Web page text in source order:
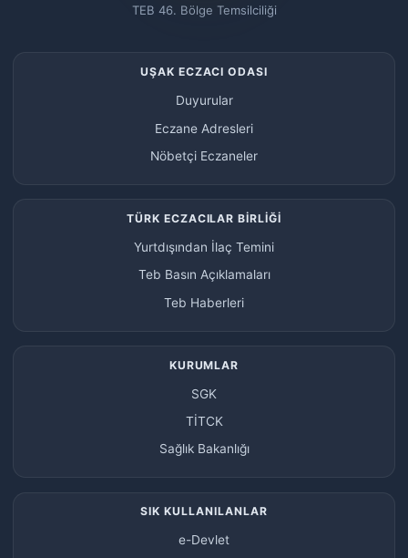
TEB 46. Bölge Temsilciliği
UŞAK ECZACI ODASI
Duyurular
Eczane Adresleri
Nöbetçi Eczaneler
TÜRK ECZACILAR BİRLİĞİ
Yurtdışından İlaç Temini
Teb Basın Açıklamaları
Teb Haberleri
KURUMLAR
SGK
TİTCK
Sağlık Bakanlığı
SIK KULLANILANLAR
e-Devlet